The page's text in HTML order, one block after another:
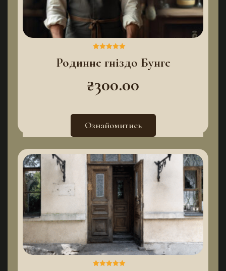
Оцінено в
5.00з 5
Родинне гніздо Бунге
₴300.00
Ознайомитись